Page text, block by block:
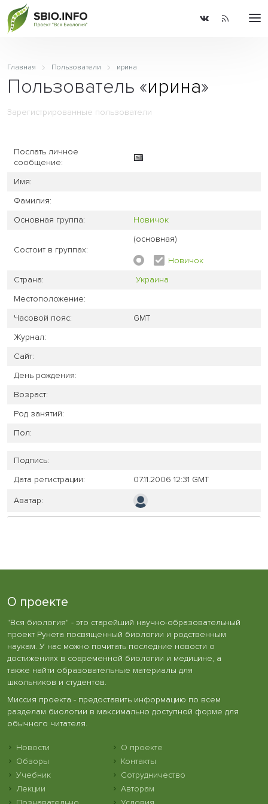
Главная Пользователи ирина
Пользователь «ирина»
Зарегистрированные пользователи
Послать личное
сообщение:
Имя:
Фамилия:
Основная группа:
Новичок
Состоит в группах:
(основная)
Новичок
Страна:
Украина
Местоположение:
Часовой пояс:
GMT
Журнал:
Сайт:
День рождения:
Возраст:
Род занятий:
Пол:
Подпись:
Дата регистрации:
07.11.2006 12:31 GMT
Аватар:
О проекте
"Вся биология" - это старейший научно-образовательный
проект Рунета посвященный биологии и родственным
наукам. У нас можно почитать последние новости о
достижениях в современной биологии и медицине, а
также найти образовательные материалы для
школьников и студентов.
Миссия проекта - предоставить информацию по всем
разделам биологии в максимально доступной форме для
обычного читателя.
Новости
Обзоры
Учебник
Лекции
О проекте
Контакты
Сотрудничество
Авторам